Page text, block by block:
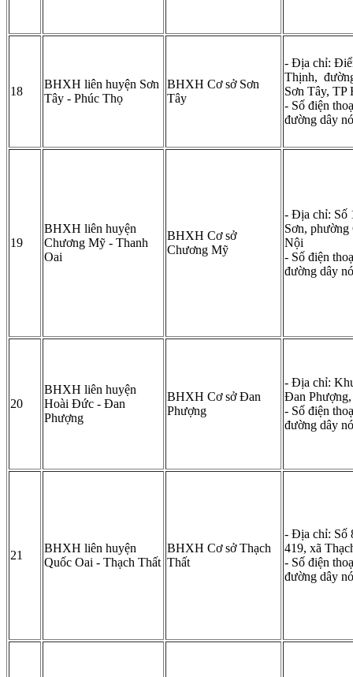
18
BHXH liên huyện Sơn
Tây - Phúc Thọ
BHXH Cơ sở Sơn
Tây
- Địa chỉ:
Thịnh,
Sơn Tây, TP
- Số điện
đường dây
19
BHXH liên huyện
Chương Mỹ - Thanh
Oai
BHXH Cơ sở
Chương Mỹ
- Địa chỉ: Số
Sơn,
Nội
- Số điện
đường dây
20
BHXH liên huyện
Hoài Đức - Đan
Phượng
BHXH Cơ sở Đan
Phượng
- Địa chỉ:
Đan
- Số điện
đường dây
21
BHXH liên huyện
Quốc Oai - Thạch Thất
BHXH Cơ sở Thạch
Thất
- Địa chỉ: Số
419, xã
- Số điện
đường dây